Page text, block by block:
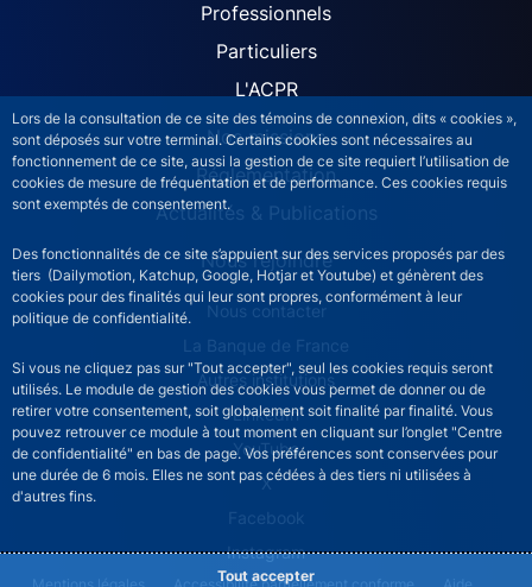
Lors de la consultation de ce site des témoins de connexion, dits « cookies »,
sont déposés sur votre terminal. Certains cookies sont nécessaires au
fonctionnement de ce site, aussi la gestion de ce site requiert l’utilisation de
cookies de mesure de fréquentation et de performance. Ces cookies requis
sont exemptés de consentement.
Des fonctionnalités de ce site s’appuient sur des services proposés par des
tiers (Dailymotion, Katchup, Google, Hotjar et Youtube) et génèrent des
cookies pour des finalités qui leur sont propres, conformément à leur
politique de confidentialité.
Si vous ne cliquez pas sur "Tout accepter", seul les cookies requis seront
utilisés. Le module de gestion des cookies vous permet de donner ou de
retirer votre consentement, soit globalement soit finalité par finalité. Vous
pouvez retrouver ce module à tout moment en cliquant sur l’onglet "Centre
de confidentialité" en bas de page. Vos préférences sont conservées pour
une durée de 6 mois. Elles ne sont pas cédées à des tiers ni utilisées à
d'autres fins.
Tout accepter
ACPR site navigation
Professionnels
Particuliers
L'ACPR
Nos missions
Réglementation
Actualités & Publications
Nous rejoindre
ACPR footer secondary menu (French)
Nous contacter
La Banque de France
Autres institutions
LinkedIn
YouTube
X
Facebook
Instagram